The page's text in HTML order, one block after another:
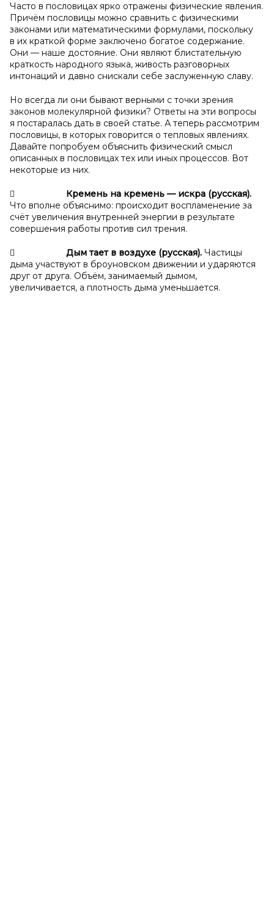
Часто в пословицах ярко отражены физические явления.
Причём пословицы можно сравнить с физическими
законами или математическими формулами, поскольку
в их краткой форме заключено богатое содержание.
Они — наше достояние. Они являют блистательную
краткость народного языка, живость разговорных
интонаций и давно снискали себе заслуженную славу.
Но всегда ли они бывают верными с точки зрения
законов молекулярной физики? Ответы на эти вопросы
я постаралась дать в своей статье. А теперь рассмотрим
пословицы, в которых говорится о тепловых явлениях.
Давайте попробуем объяснить физический смысл
описанных в пословицах тех или иных процессов. Вот
некоторые из них.
 Кремень на кремень — искра (русская).
Что вполне объяснимо: происходит воспламенение за
счёт увеличения внутренней энергии в результате
совершения работы против сил трения.
 Дым тает в воздухе (русская). Частицы
дыма участвуют в броуновском движении и ударяются
друг от друга. Объём, занимаемый дымом,
увеличивается, а плотность дыма уменьшается.